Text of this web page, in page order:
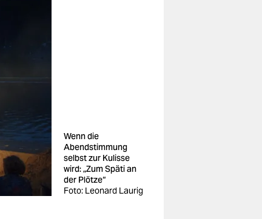
Wenn die
Abendstimmung
selbst zur Kulisse
wird: „Zum Späti an
der Plötze“
Foto: Leonard Laurig